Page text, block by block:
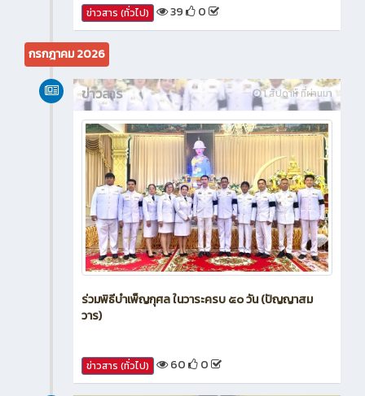
39 0
กรกฎาคม 2026
ข่าวสาร
ร่วมพิธีบำเพ็ญกุศล ในวาระครบ ๕๐ วัน (ปัญญาสม
ข่าวสาร (ทั่วไป) 60 0